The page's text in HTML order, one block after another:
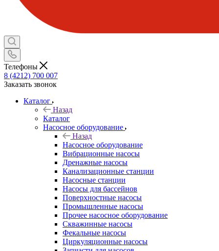
Телефоны
8 (4212) 700 007
Заказать звонок
Каталог
Назад
Каталог
Насосное оборудование
Назад
Насосное оборудование
Вибрационные насосы
Дренажные насосы
Канализационные станции
Насосные станции
Насосы для бассейнов
Поверхностные насосы
Промышленные насосы
Прочее насосное оборудование
Скважинные насосы
Фекальные насосы
Циркуляционные насосы